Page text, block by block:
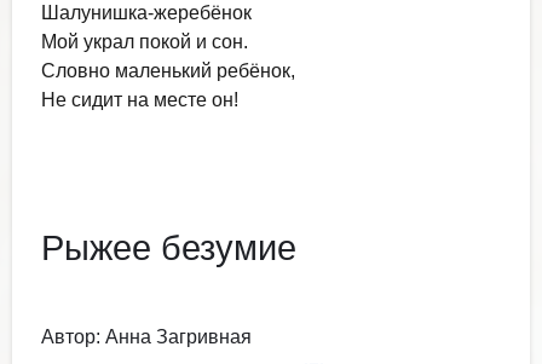
Шалунишка-жеребёнок
Мой украл покой и сон.
Словно маленький ребёнок,
Не сидит на месте он!
Рыжее безумие
Автор: Анна Загривная